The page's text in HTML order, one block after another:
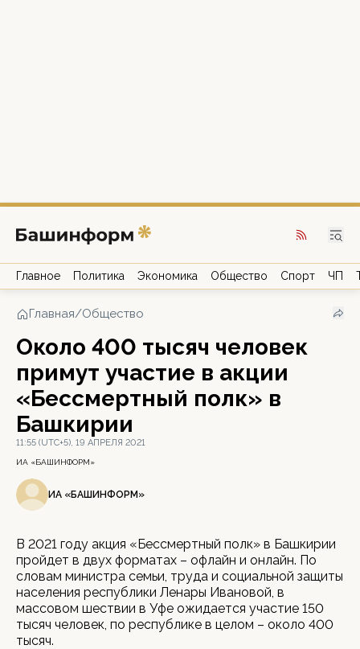
Главное Политика Экономика Общество Спорт ЧП
Главная/Общество
Около 400 тысяч человек
примут участие в акции
«Бессмертный полк» в
Башкирии
11:55 (UTC+5), 19 АПРЕЛЯ 2021
ИА «БАШИНФОРМ»
ИА «БАШИНФОРМ»
В 2021 году акция «Бессмертный полк» в Башкирии
пройдет в двух форматах – офлайн и онлайн. По
словам министра семьи, труда и социальной защиты
населения республики Ленары Ивановой, в
массовом шествии в Уфе ожидается участие 150
тысяч человек, по республике в целом – около 400
тысяч.